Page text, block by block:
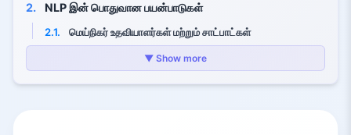
2. NLP இன் பொதுவான பயன்பாடுகள்
2.1.
மெய்நிகர் உதவியாளர்கள் மற்றும் சாட்பாட்கள்
உணர்ச்சி மற்றும் கருத்து பகுப்பாய்வு
▼ Show more